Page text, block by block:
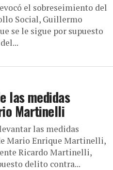
el sobreseimiento del
Social, Guillermo
se le sigue por supuesto
las medidas
Martinelli
las medidas
Mario Enrique Martinelli,
Ricardo Martinelli,
delito contra...